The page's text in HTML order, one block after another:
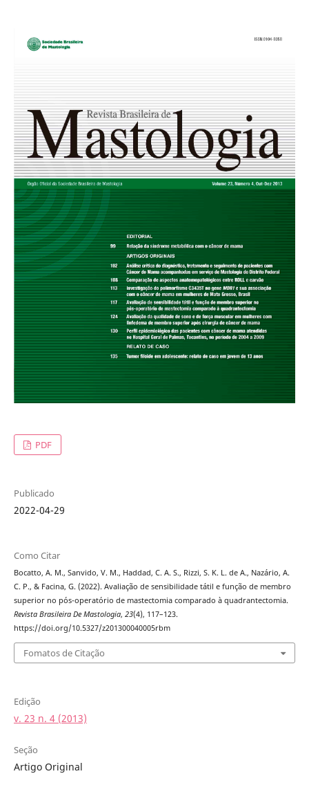
PDF
Publicado
2022-04-29
Como Citar
Bocatto, A. M., Sanvido, V. M., Haddad, C. A. S., Rizzi, S. K. L. de A., Nazário, A.
C. P., & Facina, G. (2022). Avaliação de sensibilidade tátil e função de membro
superior no pós-operatório de mastectomia comparado à quadrantectomia.
Revista Brasileira De Mastologia, 23(4), 117–123.
https://doi.org/10.5327/z201300040005rbm
Fomatos de Citação
Edição
v. 23 n. 4 (2013)
Seção
Artigo Original